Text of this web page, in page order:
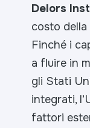
Delors
costo
Finché i
a fluire in
gli Stati
integrati,
fattori